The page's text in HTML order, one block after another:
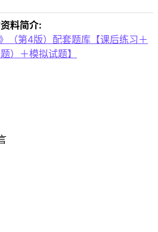
料简介:
（第4版）配套题库【课后练习＋
）＋模拟试题】